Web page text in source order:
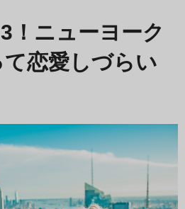
！ニューヨーク
恋愛しづらい